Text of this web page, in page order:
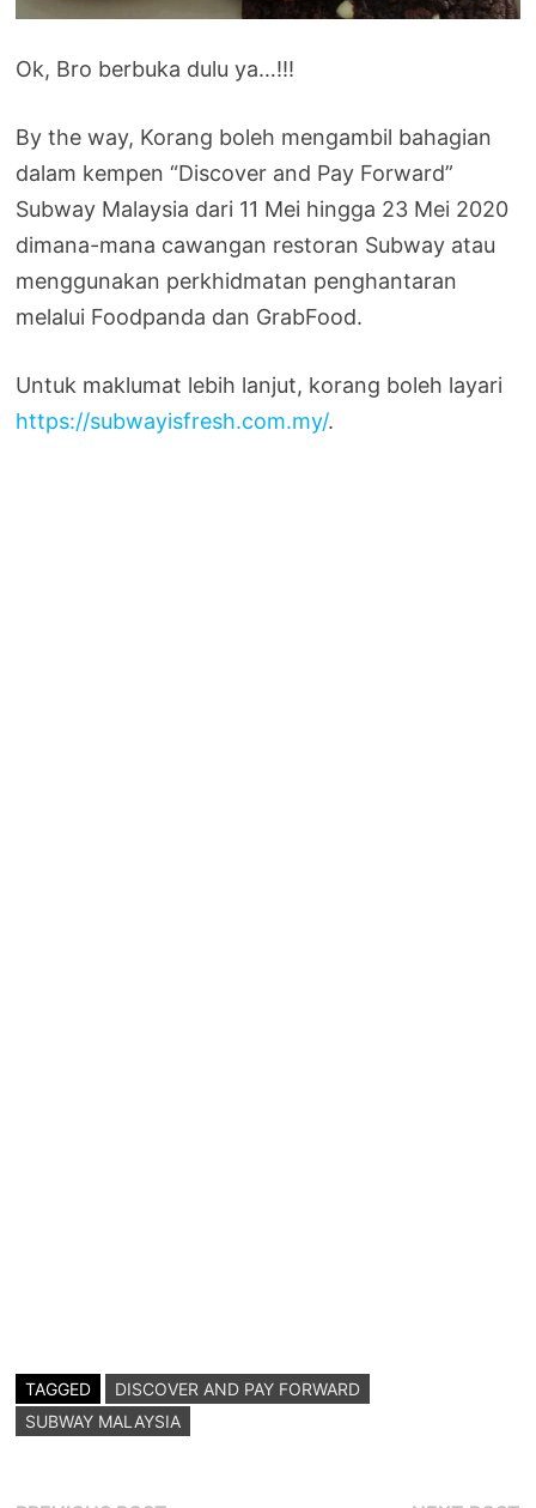
Ok, Bro berbuka dulu ya…!!!
By the way, Korang boleh mengambil bahagian
dalam kempen “Discover and Pay Forward”
Subway Malaysia dari 11 Mei hingga 23 Mei 2020
dimana-mana cawangan restoran Subway atau
menggunakan perkhidmatan penghantaran
melalui Foodpanda dan GrabFood.
Untuk maklumat lebih lanjut, korang boleh layari
https://subwayisfresh.com.my/.
TAGGED
DISCOVER AND PAY FORWARD
SUBWAY MALAYSIA